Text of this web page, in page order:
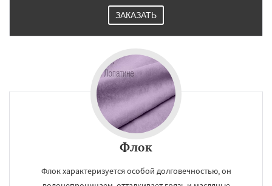
ЗАКАЗАТЬ
Флок
Флок характеризуется особой долговечностью, он